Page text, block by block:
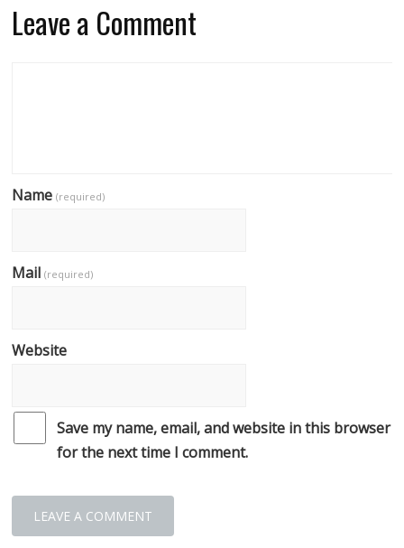
Leave a Comment
Name(required)
Mail(required)
Website
Save my name, email, and website in this browser
for the next time I comment.